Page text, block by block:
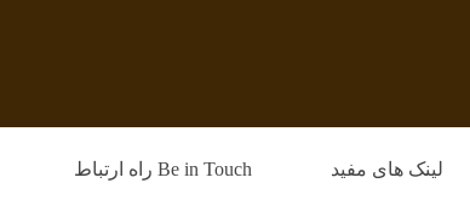
لینک های مفید Be in Touch راه ارتباط